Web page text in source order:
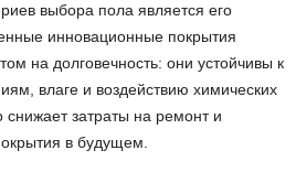
выбора пола является его
инновационные покрытия
на долговечность: они устойчивы к
влаге и воздействию химических
снижает затраты на ремонт и
в будущем.